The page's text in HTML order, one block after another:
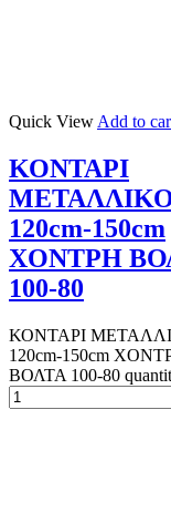
Quick View Add to
ΚΟΝΤΑΡΙ
120cm-150cm
ΧΟΝΤΡΗ
100-80
ΚΟΝΤΑΡΙ
120cm-150cm
ΒΟΛΤΑ 100-80